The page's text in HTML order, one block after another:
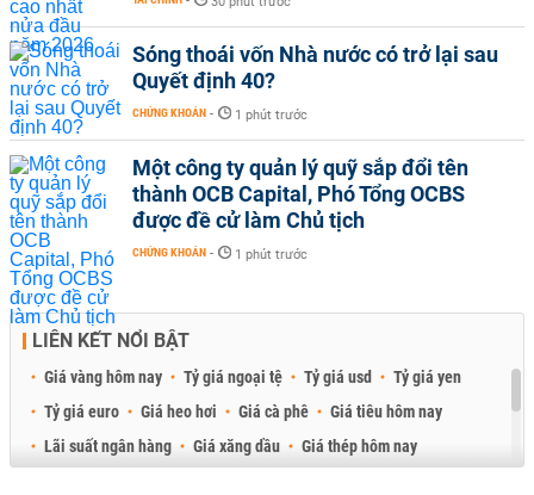
Sóng thoái vốn Nhà nước có trở lại sau
Quyết định 40?
CHỨNG KHOÁN - 1 phút trước
Một công ty quản lý quỹ sắp đổi tên
thành OCB Capital, Phó Tổng OCBS
được đề cử làm Chủ tịch
CHỨNG KHOÁN - 1 phút trước
LIÊN KẾT NỔI BẬT
Giá vàng hôm nay Tỷ giá ngoại tệ Tỷ giá usd
Tỷ giá yen
Tỷ giá euro
Giá heo hơi Giá cà phê
Giá tiêu hôm nay
Lãi suất ngân hàng
Giá xăng dầu
Giá thép hôm nay